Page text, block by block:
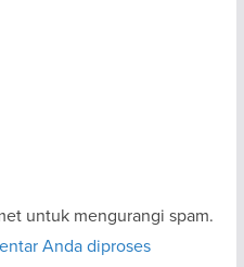
untuk mengurangi spam.
Anda diproses